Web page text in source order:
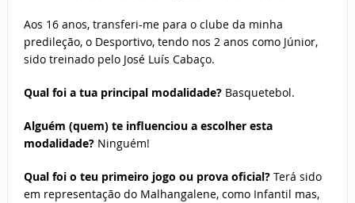
Aos 16 anos, transferi-me para o clube da minha
predileção, o Desportivo, tendo nos 2 anos como Júnior,
sido treinado pelo José Luís Cabaço.
Qual foi a tua principal modalidade? Basquetebol.
Alguém (quem) te influenciou a escolher esta
modalidade? Ninguém!
Qual foi o teu primeiro jogo ou prova oficial? Terá sido
em representação do Malhangalene, como Infantil mas,